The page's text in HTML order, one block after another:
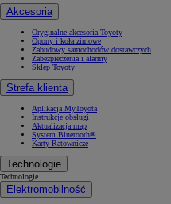
Akcesoria
Oryginalne akcesoria Toyoty
Opony i koła zimowe
Zabudowy samochodów dostawczych
Zabezpieczenia i alarmy
Sklep Toyoty
Strefa klienta
Aplikacja MyToyota
Instrukcje obsługi
Aktualizacja map
System Bluetooth®
Karty Ratownicze
Technologie
Technologie
Elektromobilność